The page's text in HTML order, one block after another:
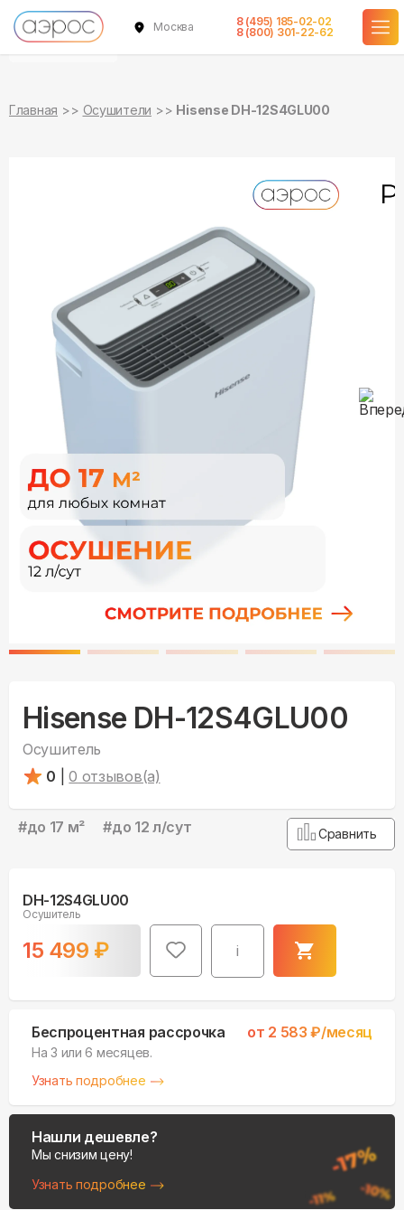
Москва
8 (495) 185-02-02
8 (800) 301-22-62
Главная Осушители Hisense DH-12S4GLU00
Hisense DH-12S4GLU00
Осушитель
0
0 отзывов(а)
#до 17 м² #до 12 л/сут Сравнить
DH-12S4GLU00
Осушитель
15 499 ₽ i
уточняйте
о наличии
Беспроцентная рассрочка от 2 583 ₽/месяц
На 3 или 6 месяцев.
Узнать подробнее
Нашли дешевле?
Мы снизим цену!
Узнать подробнее